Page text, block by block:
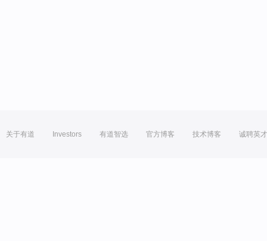
关于有道 Investors 有道智选 官方博客 技术博客 诚聘英才